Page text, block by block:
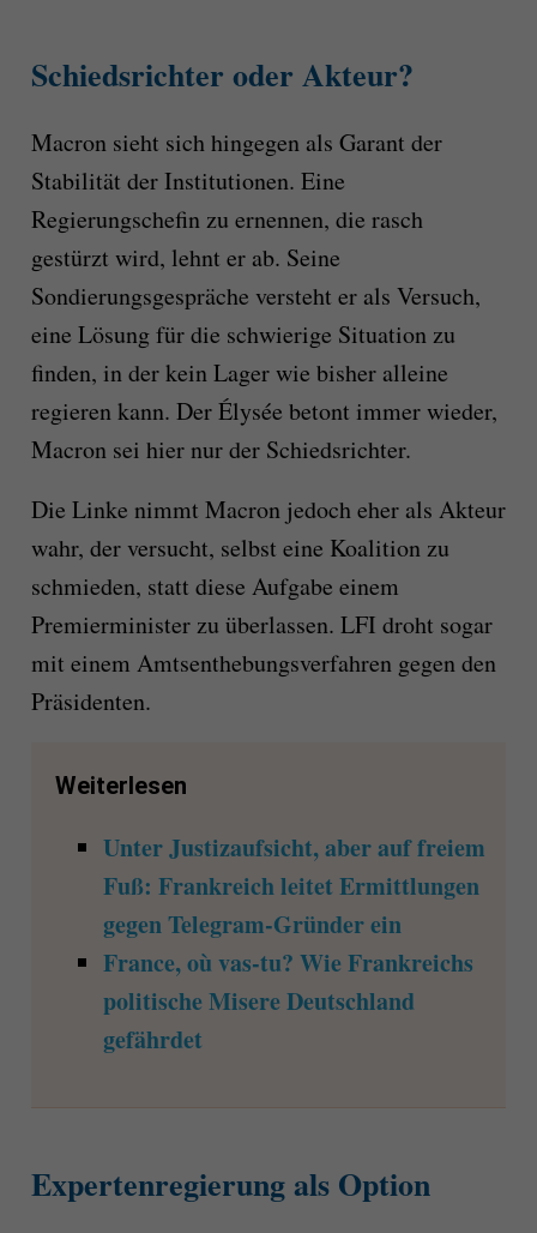
Schiedsrichter oder Akteur?
Macron sieht sich hingegen als Garant der
Stabilität der Institutionen. Eine
Regierungschefin zu ernennen, die rasch
gestürzt wird, lehnt er ab. Seine
Sondierungsgespräche versteht er als Versuch,
eine Lösung für die schwierige Situation zu
finden, in der kein Lager wie bisher alleine
regieren kann. Der Élysée betont immer wieder,
Macron sei hier nur der Schiedsrichter.
Die Linke nimmt Macron jedoch eher als Akteur
wahr, der versucht, selbst eine Koalition zu
schmieden, statt diese Aufgabe einem
Premierminister zu überlassen. LFI droht sogar
mit einem Amtsenthebungsverfahren gegen den
Präsidenten.
Weiterlesen
Unter Justizaufsicht, aber auf freiem
Fuß: Frankreich leitet Ermittlungen
gegen Telegram-Gründer ein
France, où vas-tu? Wie Frankreichs
politische Misere Deutschland
gefährdet
Expertenregierung als Option